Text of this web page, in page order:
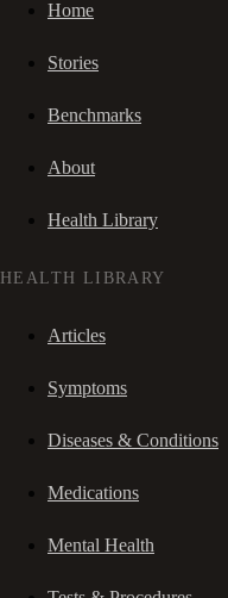
Home
Stories
Benchmarks
About
Health Library
HEALTH LIBRARY
Articles
Symptoms
Diseases & Conditions
Medications
Mental Health